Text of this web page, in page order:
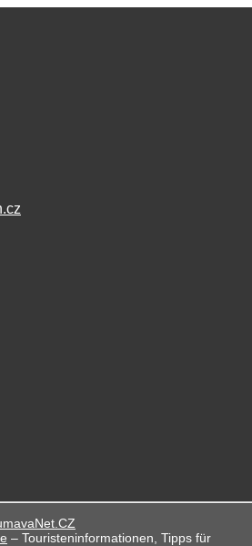
– Touristeninformationen, Tipps für